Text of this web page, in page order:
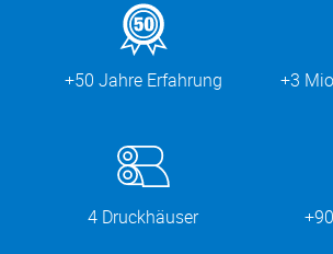
+50 Jahre Erfahrung +3
4 Druckhäuser